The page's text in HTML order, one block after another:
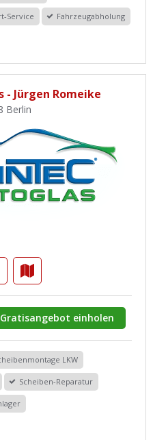
Service Fahrzeugabholung
Jürgen Romeike
Berlin
Gratisangebot einholen
LKW
Scheiben-Reparatur